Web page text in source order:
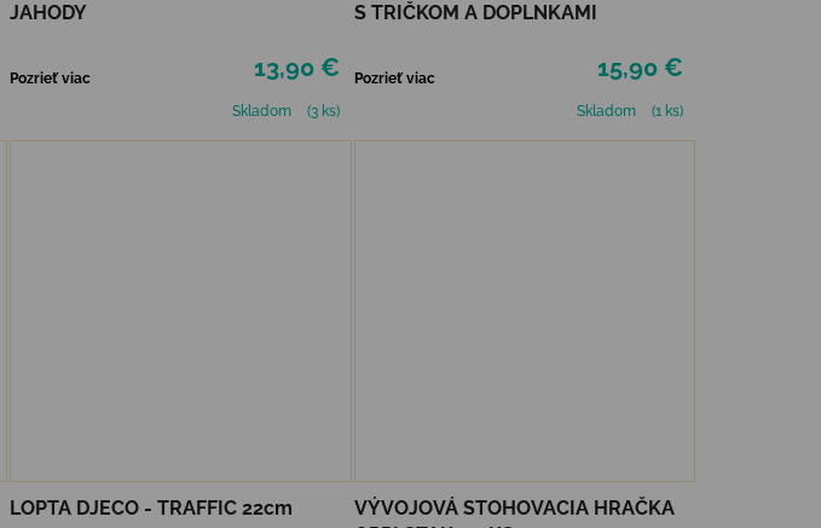
JAHODY
13,90 €
Pozrieť viac
Skladom
(3 ks)
S TRIČKOM A DOPLNKAMI
15,90 €
Pozrieť viac
Skladom
(1 ks)
LOPTA DJECO - TRAFFIC 22cm
VÝVOJOVÁ STOHOVACIA HRAČKA